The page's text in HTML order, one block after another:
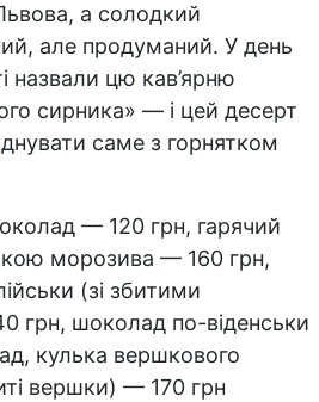
а солодкий
але продуманий. У день
назвали цю кав’ярню
сирника» — і цей десерт
саме з горнятком
— 120 грн, гарячий
морозива — 160 грн,
(зі збитими
грн, шоколад по-віденськи
кулька вершкового
вершки) — 170 грн